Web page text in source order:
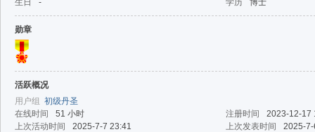
生日 - 学历 博士
勋章
活跃概况
用户组 初级丹圣
在线时间
51 小时 注册时间
2023-12-17
上次活动时间
2025-7-7 23:41 上次发表时间 2025-